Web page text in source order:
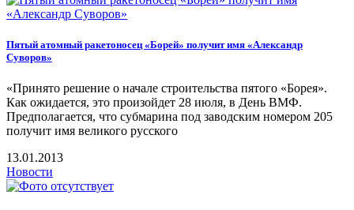
Пятый атомный ракетоносец «Борей» получит имя «Александр
Суворов»
«Принято решение о начале строительства пятого «Борея».
Как ожидается, это произойдет 28 июля, в День ВМФ.
Предполагается, что субмарина под заводским номером 205
получит имя великого русского
13.01.2013
Новости